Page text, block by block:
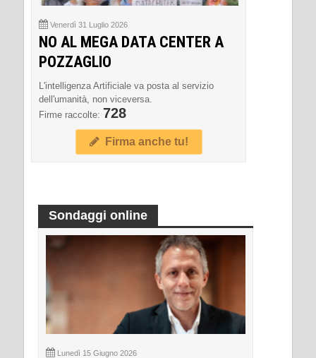
Venerdì 31 Luglio 2026
NO AL MEGA DATA CENTER A
POZZAGLIO
L'intelligenza Artificiale va posta al servizio
dell'umanità, non viceversa.
Firme raccolte: 728
Firma anche tu!
Sondaggi online
Lunedì 15 Giugno 2026